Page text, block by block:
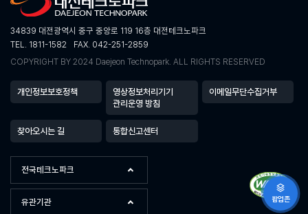
34839 대전광역시 중구 중앙로 119 16층 대전테크노파크
TEL. 1811-1582
FAX. 042-251-2859
COPYRIGHT BY 2024 Daejeon Technopark. ALL RIGHTS RESERVED
전국테크노파크
유관기관
개인정보보호정책
영상정보처리기기
관리운영 방침
이메일무단수집거부
찾아오시는 길 통합신고센터
팝업존